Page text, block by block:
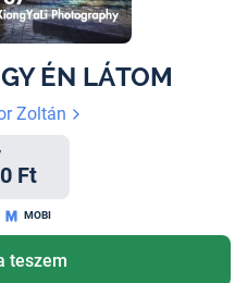
ÉN LÁTOM
Zoltán
Ft
MOBI
teszem